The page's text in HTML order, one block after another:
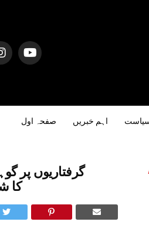
صفحہ اول اہم خبریں
گرفتاریوں پر
کا